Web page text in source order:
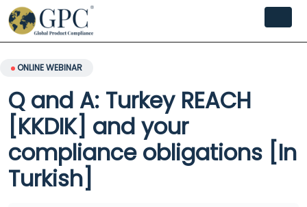
ONLINE WEBINAR
Q and A: Turkey REACH
[KKDIK] and your
compliance obligations [In
Turkish]